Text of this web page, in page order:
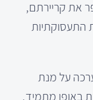
את קריירתם,
התעסוקתיות
על מנת
באופן מתמיד.